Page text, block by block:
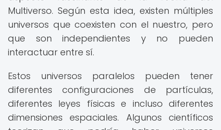
Multiverso. Según esta idea, existen múltiples
universos que coexisten con el nuestro, pero
que son independientes y no pueden
interactuar entre sí.
Estos universos paralelos pueden tener
diferentes configuraciones de partículas,
diferentes leyes físicas e incluso diferentes
dimensiones espaciales. Algunos científicos